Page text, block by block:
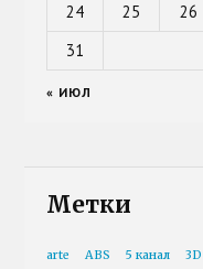
24
25 26
31
« ИЮЛ
Метки
arte ABS 5 канал 3D